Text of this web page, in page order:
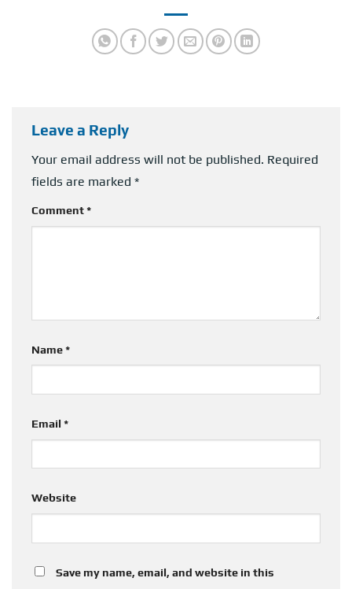
Leave a Reply
Your email address will not be published. Required
fields are marked *
Comment*
Name*
Email *
Website
Save my name, email, and website in this